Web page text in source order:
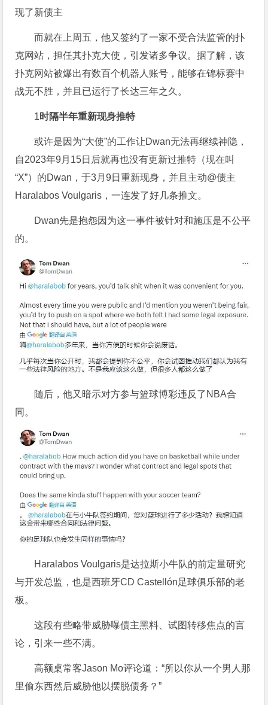
现了新债主
而就在上周五，他又签约了一家不受合法监管的扑
克网站，担任其扑克大使，引发诸多争议。据了解，该
扑克网站被爆出有数百个机器人账号，能够在锦标赛中
战无不胜，并且已运行了长达三年之久。
1 时隔半年重新现身推特
或许是因为“大使”的工作让Dwan无法再继续神隐，
自2023年9月15日后就再也没有更新过推特（现在叫
“X”）的Dwan，于3月9日重新现身，并且主动@债主
Haralabos Voulgaris，一连发了好几条推文。
Dwan先是抱怨因为这一事件被针对和施压是不公平
的。
随后，他又暗示对方参与篮球博彩违反了NBA合
同。
Haralabos Voulgaris是达拉斯小牛队的前定量研究
与开发总监，也是西班牙CD Castellón足球俱乐部的老
板。
这段有些略带威胁曝债主黑料、试图转移焦点的言
论，引来一些不满。
高额桌常客Jason Mo评论道：“所以你从一个男人那
里偷东西然后威胁他以摆脱债务？”